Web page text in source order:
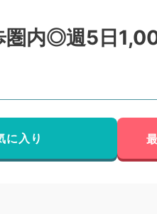
圏内◎週5日
に入り